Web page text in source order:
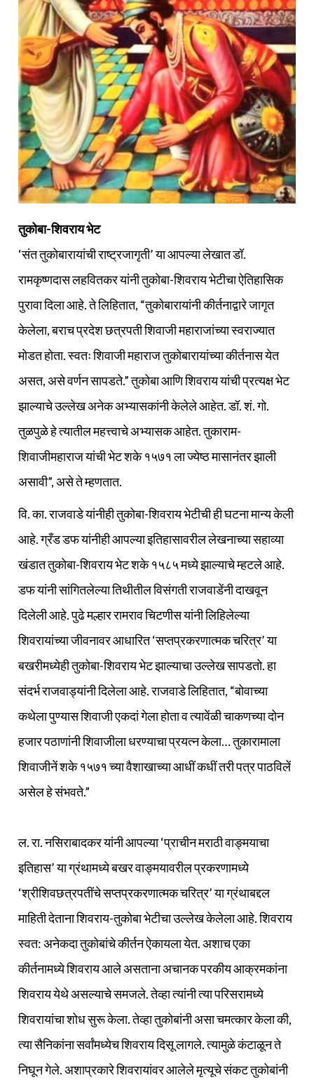
तुकोबा-शिवराय भेट
‘संत तुकोबारायांची राष्ट्रजागृती’ या आपल्या लेखात डॉ.
रामकृष्णदास लहवितकर यांनी तुकोबा-शिवराय भेटीचा ऐतिहासिक
पुरावा दिला आहे. ते लिहितात, “तुकोबारायांनी कीर्तनाद्वारे जागृत
केलेला, बराच प्रदेश छत्रपती शिवाजी महाराजांच्या स्वराज्यात
मोडत होता. स्वतः शिवाजी महाराज तुकोबारायांच्या कीर्तनास येत
असत, असे वर्णन सापडते.” तुकोबा आणि शिवराय यांची प्रत्यक्ष भेट
झाल्याचे उल्लेख अनेक अभ्यासकांनी केलेले आहेत. डॉ. शं. गो.
तुळपुळे हे त्यातील महत्त्वाचे अभ्यासक आहेत. तुकाराम-
शिवाजीमहाराज यांची भेट शके १५७१ ला ज्येष्ठ मासानंतर झाली
असावी”, असे ते म्हणतात.
वि. का. राजवाडे यांनीही तुकोबा-शिवराय भेटीची ही घटना मान्य केली
आहे. ग्रँड डफ यांनीही आपल्या इतिहासावरील लेखनाच्या सहाव्या
खंडात तुकोबा-शिवराय भेट शके १५८५ मध्ये झाल्याचे म्हटले आहे.
डफ यांनी सांगितलेल्या तिथीतील विसंगती राजवाडेंनी दाखवून
दिलेली आहे. पुढे मल्हार रामराव चिटणीस यांनी लिहिलेल्या
शिवरायांच्या जीवनावर आधारित ‘सप्तप्रकरणात्मक चरित्र’ या
बखरीमध्येही तुकोबा-शिवराय भेट झाल्याचा उल्लेख सापडतो. हा
संदर्भ राजवाड्यांनी दिलेला आहे. राजवाडे लिहितात, “बोवाच्या
कथेला पुण्यास शिवाजी एकदां गेला होता व त्यावेंळी चाकणच्या दोन
हजार पठाणांनी शिवाजीला धरण्याचा प्रयत्न केला… तुकारामाला
शिवाजीनें शके १५७१ च्या वैशाखाच्या आधीं कधीं तरी पत्र पाठविलें
असेल हे संभवते.”
ल. रा. नसिराबादकर यांनी आपल्या ‘प्राचीन मराठी वाङ्मयाचा
इतिहास’ या ग्रंथामध्ये बखर वाङ्मयावरील प्रकरणामध्ये
‘श्रीशिवछत्रपतींचे सप्तप्रकरणात्मक चरित्र’ या ग्रंथाबद्दल
माहिती देताना शिवराय-तुकोबा भेटीचा उल्लेख केलेला आहे. शिवराय
स्वत: अनेकदा तुकोबांचे कीर्तन ऐकायला येत. अशाच एका
कीर्तनामध्ये शिवराय आले असताना अचानक परकीय आक्रमकांना
शिवराय येथे असल्याचे समजले. तेव्हा त्यांनी त्या परिसरामध्ये
शिवरायांचा शोध सुरू केला. तेव्हा तुकोबांनी असा चमत्कार केला की,
त्या सैनिकांना सर्वांमध्येच शिवराय दिसू लागले. त्यामुळे कंटाळून ते
निघून गेले. अशाप्रकारे शिवरायांवर आलेले मृत्यूचे संकट तुकोबांनी